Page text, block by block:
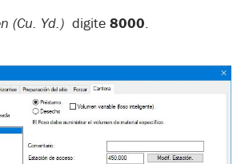
(Cu. Yd.) digite 8000